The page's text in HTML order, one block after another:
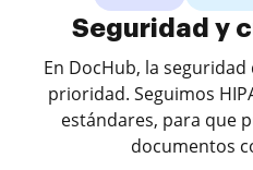
Seguridad y
En DocHub, la
prioridad. Seguimos
estándares, para que
documentos